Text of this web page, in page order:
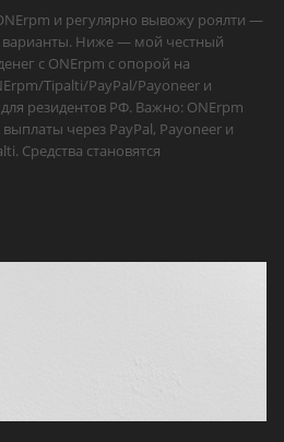
и регулярно вывожу роялти —
варианты. Ниже — мой честный
с ONErpm с опорой на
Tipalti/PayPal/Payoneer и
резидентов РФ. Важно: ONErpm
через PayPal, Payoneer и
Средства становятся